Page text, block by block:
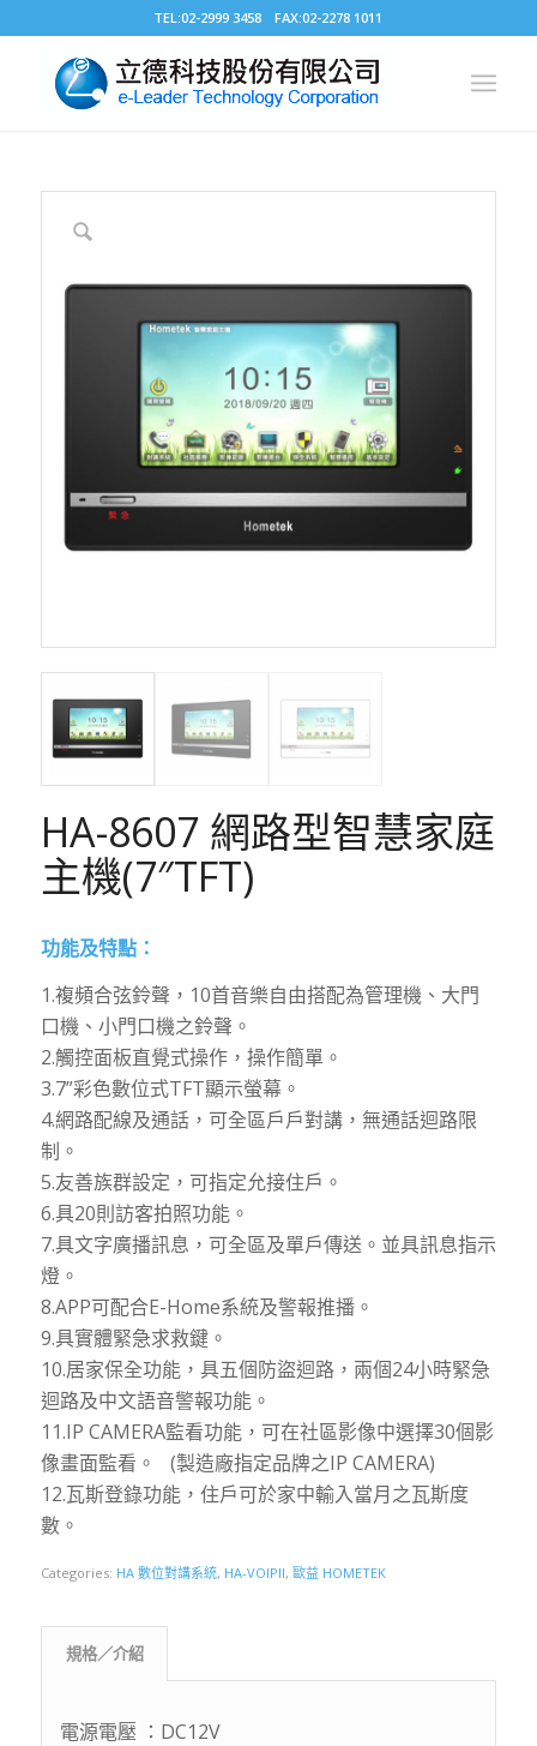
TEL:02-2999 3458 FAX:02-2278 1011
HA-8607 網路型智慧家庭
主機(7″TFT)
功能及特點：
1.複頻合弦鈴聲，10首音樂自由搭配為管理機、大門
口機、小門口機之鈴聲。
2.觸控面板直覺式操作，操作簡單。
3.7”彩色數位式TFT顯示螢幕。
4.網路配線及通話，可全區戶戶對講，無通話迴路限
制。
5.友善族群設定，可指定允接住戶。
6.具20則訪客拍照功能。
7.具文字廣播訊息，可全區及單戶傳送。並具訊息指示
燈。
8.APP可配合E-Home系統及警報推播。
9.具實體緊急求救鍵。
10.居家保全功能，具五個防盜迴路，兩個24小時緊急
迴路及中文語音警報功能。
11.IP CAMERA監看功能，可在社區影像中選擇30個影
像畫面監看。 (製造廠指定品牌之IP CAMERA)
12.瓦斯登錄功能，住戶可於家中輸入當月之瓦斯度
數。
Categories: HA 數位對講系統, HA-VOIPII, 歐益 HOMETEK
規格／介紹
電源電壓 ：DC12V